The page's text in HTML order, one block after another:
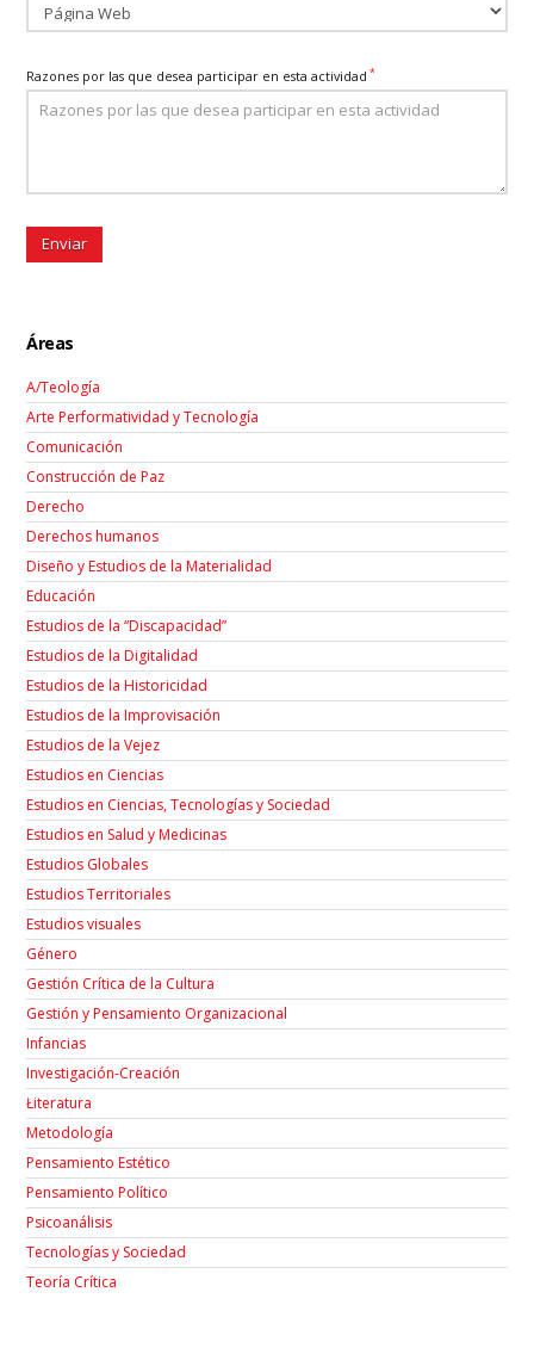
Razones por las que desea participar en esta actividad *
Áreas
A/Teología
Arte Performatividad y Tecnología
Comunicación
Construcción de Paz
Derecho
Derechos humanos
Diseño y Estudios de la Materialidad
Educación
Estudios de la “Discapacidad”
Estudios de la Digitalidad
Estudios de la Historicidad
Estudios de la Improvisación
Estudios de la Vejez
Estudios en Ciencias
Estudios en Ciencias, Tecnologías y Sociedad
Estudios en Salud y Medicinas
Estudios Globales
Estudios Territoriales
Estudios visuales
Género
Gestión Crítica de la Cultura
Gestión y Pensamiento Organizacional
Infancias
Investigación-Creación
Łiteratura
Metodología
Pensamiento Estético
Pensamiento Político
Psicoanálisis
Tecnologías y Sociedad
Teoría Crítica